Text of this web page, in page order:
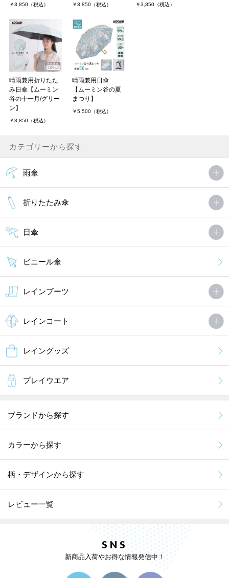
￥3,850（税込） ￥3,850（税込） ￥3,850（税込）
晴雨兼用折りたた
み日傘【ムーミン
谷の十一月/グリー
ン】
￥3,850（税込）
晴雨兼用日傘
【ムーミン谷の夏
まつり】
￥5,500（税込）
カテゴリーから探す
雨傘
折りたたみ傘
日傘
ビニール傘
レインブーツ
レインコート
レイングッズ
プレイウエア
ブランドから探す
カラーから探す
柄・デザインから探す
レビュー一覧
SNS
新商品入荷やお得な情報発信中！